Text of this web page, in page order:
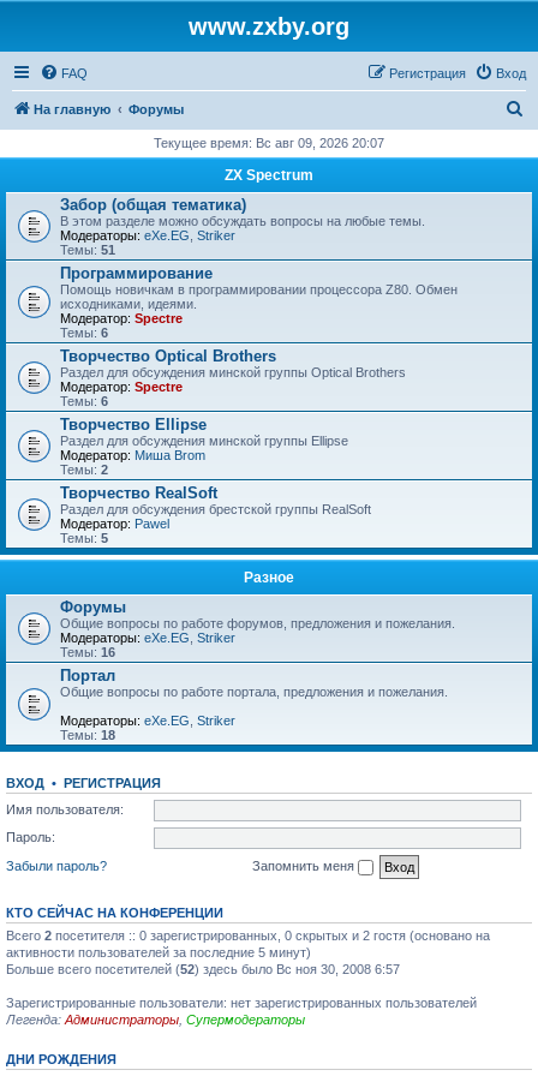
www.zxby.org
FAQ Вход
Регистрация
На главную Форумы
с
Текущее время: Вс авг 09, 2026 20:07
ZX Spectrum
Забор (общая тематика)
В этом разделе можно обсуждать вопросы на любые темы.
Модераторы: eXe.EG Striker
Темы: 51
Программирование
Помощь новичкам в программировании процессора Z80. Обмен
исходниками, идеями.
Модератор: Spectre
Темы: 6
Творчество Optical Brothers
Раздел для обсуждения минской группы Optical Brothers
Модератор: Spectre
Темы: 6
Творчество Ellipse
Раздел для обсуждения минской группы Ellipse
Модератор: Миша Brom
Темы: 2
Творчество RealSoft
Раздел для обсуждения брестской группы RealSoft
Модератор: Pawel
Темы: 5
Разное
Форумы
Общие вопросы по работе форумов, предложения и пожелания.
Модераторы: eXe.EG Striker
Темы: 16
Портал
Общие вопросы по работе портала, предложения и пожелания.
Модераторы: eXe.EG Striker
Темы: 18
ВХОД • РЕГИСТРАЦИЯ
Имя пользователя:
Пароль:
Забыли пароль?
Запомнить меня
КТО СЕЙЧАС НА КОНФЕРЕНЦИИ
Всего 2 посетителя :: 0 зарегистрированных, 0 скрытых и 2 гостя (основано на
активности пользователей за последние 5 минут)
Больше всего посетителей (52) здесь было Вс ноя 30, 2008 6:57
Зарегистрированные пользователи: нет зарегистрированных пользователей
Легенда: Администраторы Супермодераторы
ДНИ РОЖДЕНИЯ